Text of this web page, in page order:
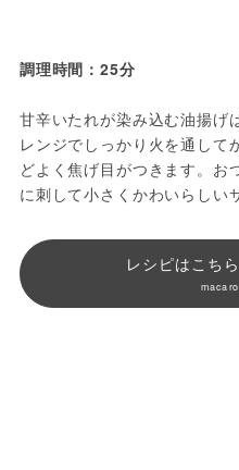
調理時間：25分
甘辛いたれが染み込む油揚げ
レンジでしっかり火を通して
どよく焦げ目がつきます。お
に刺して小さくかわいらしい
レシピはこち